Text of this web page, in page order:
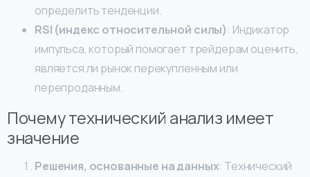
определить тенденции.
RSI (индекс относительной силы): Индикатор
импульса, который помогает трейдерам оценить,
является ли рынок перекупленным или
перепроданным.
Почему технический анализ имеет
значение
Решения, основанные на данных: Технический